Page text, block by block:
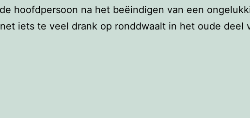
hoofdpersoon na het beëindigen van een
iets te veel drank op ronddwaalt in het oude deel